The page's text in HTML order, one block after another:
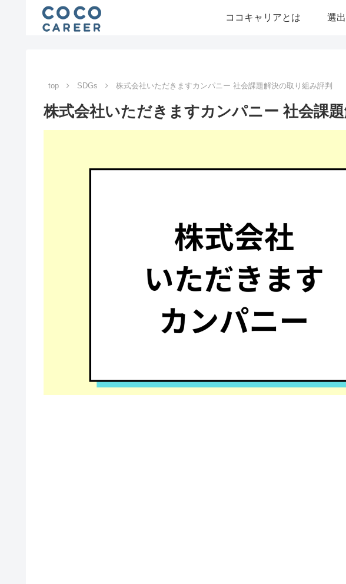
ココキャリアとは 選
top SDGs 株式会社いただきますカンパニー 社会課題解決の取り組み評判
株式会社いただきますカンパニー 社会課